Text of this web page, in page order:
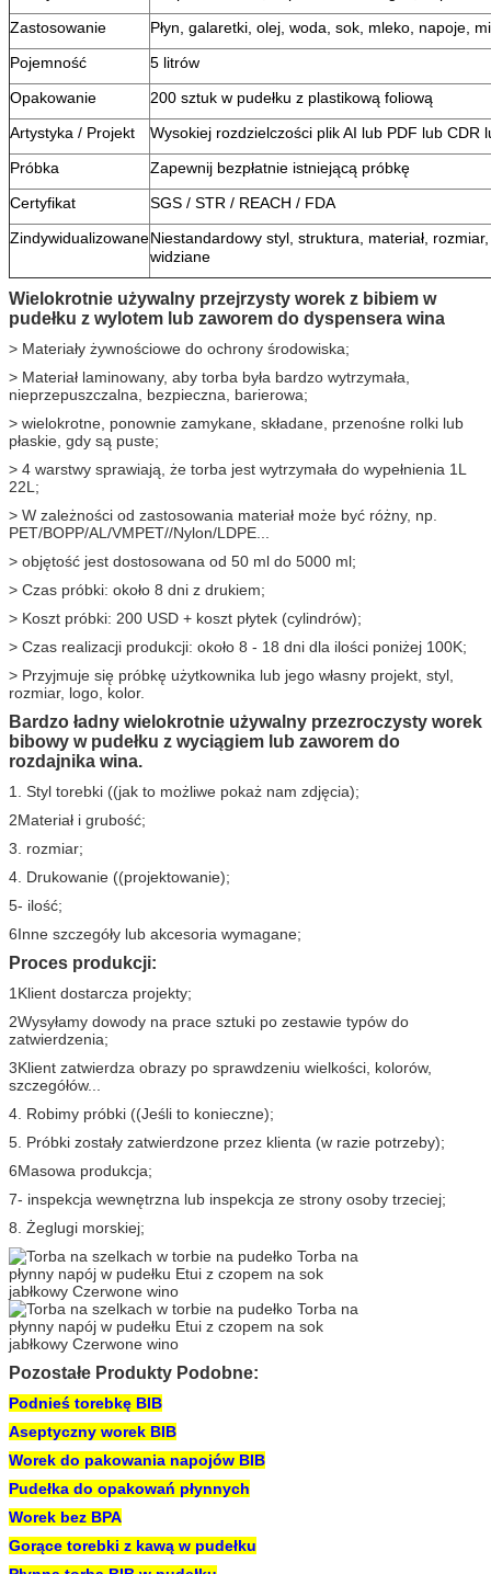
Zastosowanie
Płyn, galaretki, olej, woda, sok, mleko, napoje,
Pojemność
5 litrów
Opakowanie
200 sztuk w pudełku z plastikową foliową
Artystyka / Projekt
Wysokiej rozdzielczości plik AI lub PDF lub CDR
Próbka
Zapewnij bezpłatnie istniejącą próbkę
Certyfikat
SGS / STR / REACH / FDA
ZindywidualizowaneNiestandardowy styl, struktura, materiał,
widziane
Wielokrotnie używalny przejrzysty worek z bibiem w
pudełku z wylotem lub zaworem do dyspensera wina
> Materiały żywnościowe do ochrony środowiska;
> Materiał laminowany, aby torba była bardzo wytrzymała,
nieprzepuszczalna, bezpieczna, barierowa;
> wielokrotne, ponownie zamykane, składane, przenośne rolki lub
płaskie, gdy są puste;
> 4 warstwy sprawiają, że torba jest wytrzymała do wypełnienia 1L
22L;
> W zależności od zastosowania materiał może być różny, np.
PET/BOPP/AL/VMPET//Nylon/LDPE...
> objętość jest dostosowana od 50 ml do 5000 ml;
> Czas próbki: około 8 dni z drukiem;
> Koszt próbki: 200 USD + koszt płytek (cylindrów);
> Czas realizacji produkcji: około 8 - 18 dni dla ilości poniżej 100K;
> Przyjmuje się próbkę użytkownika lub jego własny projekt, styl,
rozmiar, logo, kolor.
Bardzo ładny wielokrotnie używalny przezroczysty worek
bibowy w pudełku z wyciągiem lub zaworem do
rozdajnika wina.
1. Styl torebki ((jak to możliwe pokaż nam zdjęcia);
2Materiał i grubość;
3. rozmiar;
4. Drukowanie ((projektowanie);
5- ilość;
6Inne szczegóły lub akcesoria wymagane;
Proces produkcji:
1Klient dostarcza projekty;
2Wysyłamy dowody na prace sztuki po zestawie typów do
zatwierdzenia;
3Klient zatwierdza obrazy po sprawdzeniu wielkości, kolorów,
szczegółów...
4. Robimy próbki ((Jeśli to konieczne);
5. Próbki zostały zatwierdzone przez klienta (w razie potrzeby);
6Masowa produkcja;
7- inspekcja wewnętrzna lub inspekcja ze strony osoby trzeciej;
8. Żeglugi morskiej;
Pozostałe Produkty Podobne:
Podnieś torebkę BIB
Aseptyczny worek BIB
Worek do pakowania napojów BIB
Pudełka do opakowań płynnych
Worek bez BPA
Gorące torebki z kawą w pudełku